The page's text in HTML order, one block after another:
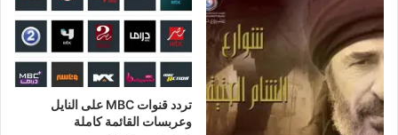
تردد قنوات MBC على النايل
وعربسات القائمة كاملة